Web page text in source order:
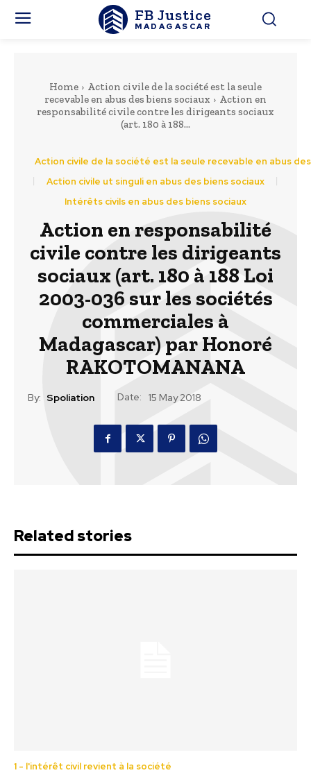
FB Justice
MADAGASCAR
Home
Action civile de la société est la seule
recevable en abus des biens sociaux
Action en
responsabilité civile contre les dirigeants sociaux
(art. 180 à 188...
Action civile de la société est la seule recevable en abus
Action civile ut singuli en abus des biens sociaux
Intérêts civils en abus des biens sociaux
Action en responsabilité
civile contre les dirigeants
sociaux (art. 180 à 188 Loi
2003-036 sur les sociétés
commerciales à
Madagascar) par Honoré
RAKOTOMANANA
By: Spoliation Date: 15 May 2018
Related stories
1 - l'intérêt civil revient à la société